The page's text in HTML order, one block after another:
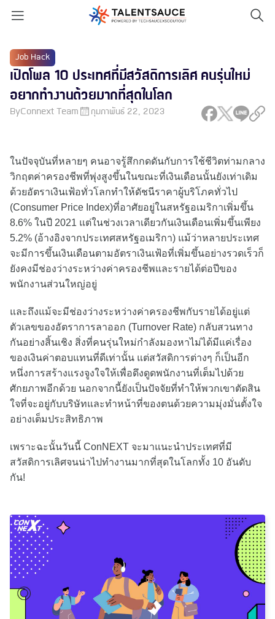
Job Hack
เปิดโพล 10 ประเทศที่มีสวัสดิการเลิศ คนรุ่นใหม่
อยากทำงานด้วยมากที่สุดในโลก
ByConnext Team กุมภาพันธ์ 22, 2023
ในปัจจุบันที่หลายๆ คนอาจรู้สึกกดดันกับการใช้ชีวิตท่ามกลาง
วิกฤตค่าครองชีพที่พุ่งสูงขึ้นในขณะที่เงินเดือนนั้นยังเท่าเดิม
ด้วยอัตราเงินเฟ้อทั่วโลกทำให้ดัชนีราคาผู้บริโภคทั่วไป
(Consumer Price Index)ที่อาศัยอยู่ในสหรัฐอเมริกาเพิ่มขึ้น
8.6% ในปี 2021 แต่ในช่วงเวลาเดียวกันเงินเดือนเพิ่มขึ้นเพียง
5.2% (อ้างอิงจากประเทศสหรัฐอเมริกา) แม้ว่าหลายประเทศ
จะมีการขึ้นเงินเดือนตามอัตราเงินเฟ้อที่เพิ่มขึ้นอย่างรวดเร็วก็
ยังคงมีช่องว่างระหว่างค่าครองชีพและรายได้ต่อปีของ
พนักงานส่วนใหญ่อยู่
และถึงแม้จะมีช่องว่างระหว่างค่าครองชีพกับรายได้อยู่แต่
ตัวเลขของอัตราการลาออก (Turnover Rate) กลับสวนทาง
กันอย่างสิ้นเชิง สิ่งที่คนรุ่นใหม่กำลังมองหาไม่ได้มีแค่เรื่อง
ของเงินค่าตอบแทนที่ดีเท่านั้น แต่สวัสดิการต่างๆ ก็เป็นอีก
หนึ่งการสร้างแรงจูงใจให้เพื่อดึงดูดพนักงานที่เต็มไปด้วย
ศักยภาพอีกด้วย นอกจากนี้ยังเป็นปัจจัยที่ทำให้พวกเขาตัดสิน
ใจที่จะอยู่กับบริษัทและทำหน้าที่ของตนด้วยความมุ่งมั่นตั้งใจ
อย่างเต็มประสิทธิภาพ
เพราะฉะนั้นวันนี้ ConNEXT จะมาแนะนำประเทศที่มี
สวัสดิการเลิศจนน่าไปทำงานมากที่สุดในโลกทั้ง 10 อันดับ
กัน!